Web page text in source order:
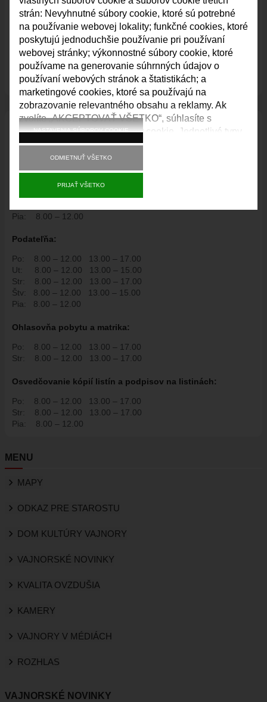
Starosta Vajnor
starosta@vajnory.sk
02/212 95 212
Servis pre občanov Vajnor:
Úradné hodiny:
Pia:
8.00 – 12.00
Podateľňa:
Po: 8.00 – 12.00
13.00 – 17.00
Ut:
8.00 – 12.00
13.00 – 15.00
Str:
8.00 – 12.00
13.00 – 17.00
Štv:
8.00 – 12.00
13.00 – 15.00
Pia:
8.00 – 12.00
Ohlasovňa pobytu a matrika:
Po: 8.00 – 12.00
13.00 – 17.00
Str:
8.00 – 12.00 13.00 – 17.00
Osvedčovanie kópií listín a podpisov na listinách:
Po: 8.00 – 12.00
13.00 – 17.00
Str:
8.00 – 12.00
13.00 – 17.00
Pia:
8.00 – 12.00
MENU
MAPY
ODKAZ PRE STAROSTU
DOM KULTÚRY VAJNORY
VAJNORSKÉ NOVINKY
KVALITA OVZDUŠIA
KAMERY
VAJNORY V MÉDIÁCH
ROZHLAS
VAJNORSKÉ NOVINKY
strán: Nevyhnutné súbory cookie, ktoré sú potrebné
na používanie webovej lokality; funkčné cookies, ktoré
poskytujú jednoduchšie používanie pri používaní
webovej stránky; výkonnostné súbory cookie, ktoré
používame na generovanie súhrnných údajov o
používaní webových stránok a štatistikách; a
marketingové cookies, ktoré sa používajú na
zobrazovanie relevantného obsahu a reklamy. Ak
zvolíte „AKCEPTOVAŤ VŠETKO“, súhlasíte s
používaním všetkých súborov cookie. Jednotlivé typy
súborov cookie môžete prijať a odmietnuť a svoj
súhlas do budúcnosti kedykoľvek odvolať v časti
„Nastavenia“.
NASTAVENIA SÚBOROV COOKIE
ODMIETNUŤ VŠETKO
PRIJAŤ VŠETKO